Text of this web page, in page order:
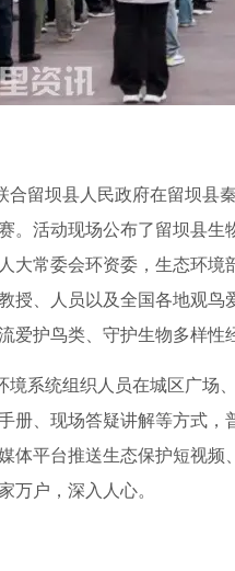
留坝县人民政府在留坝县
。活动现场公布了留坝县
大常委会环资委，生态环
授、人员以及全国各地观
爱护鸟类、守护生物多样性
境系统组织人员在城区广场
册、现场答疑讲解等方式
体平台推送生态保护短视
万户，深入人心。